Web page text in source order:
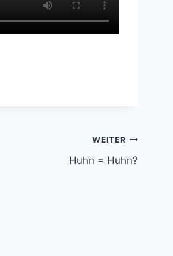
WEITER
Huhn = Huhn?